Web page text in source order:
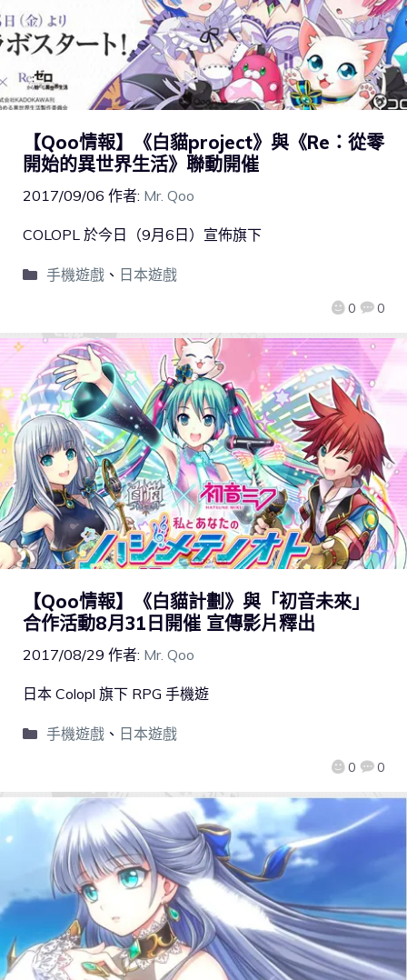
【Qoo情報】《白貓project》與《Re：從零
開始的異世界生活》聯動開催
2017/09/06 作者: Mr. Qoo
0 0
COLOPL 於今日（9月6日）宣佈旗下
手機遊戲、 日本遊戲
【Qoo情報】《白貓計劃》與「初音未來」
合作活動8月31日開催 宣傳影片釋出
2017/08/29 作者: Mr. Qoo
0 0
日本 Colopl 旗下 RPG 手機遊
手機遊戲、 日本遊戲